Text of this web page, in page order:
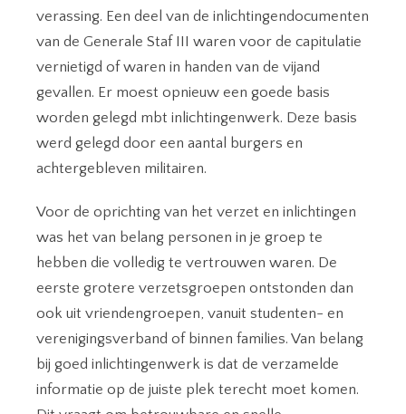
verassing. Een deel van de inlichtingendocumenten
van de Generale Staf III waren voor de capitulatie
vernietigd of waren in handen van de vijand
gevallen. Er moest opnieuw een goede basis
worden gelegd mbt inlichtingenwerk. Deze basis
werd gelegd door een aantal burgers en
achtergebleven militairen.
Voor de oprichting van het verzet en inlichtingen
was het van belang personen in je groep te
hebben die volledig te vertrouwen waren. De
eerste grotere verzetsgroepen ontstonden dan
ook uit vriendengroepen, vanuit studenten- en
verenigingsverband of binnen families. Van belang
bij goed inlichtingenwerk is dat de verzamelde
informatie op de juiste plek terecht moet komen.